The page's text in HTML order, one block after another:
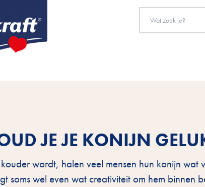
JE JE KONIJN
wordt, halen veel mensen hun konijn
soms wel even wat creativiteit om hem binnen